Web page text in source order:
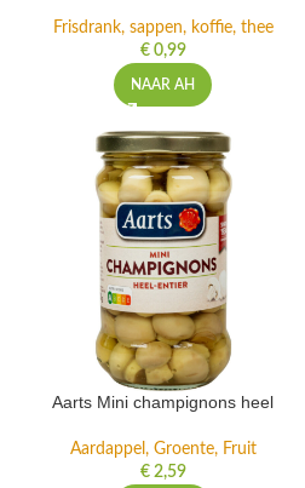
Frisdrank, sappen, koffie, thee
€0,99
NAAR AH
Aarts Mini champignons heel
Aardappel, Groente, Fruit
€2,59